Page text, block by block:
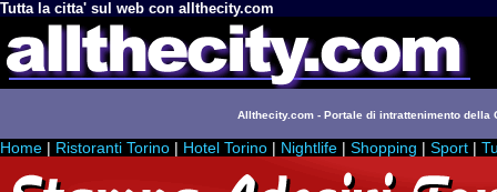
Tutta la citta' sul web con allthecity.com
Allthecity.com - Portale di intrattenimento della
Home | Ristoranti Torino | Hotel Torino | Nightlife | Shopping | Sport |